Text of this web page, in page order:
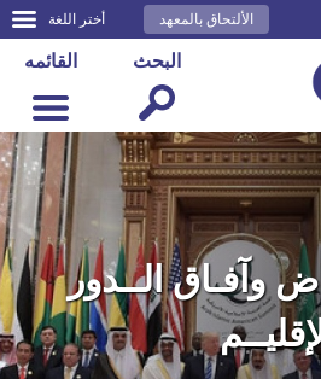
أختر اللغة الألتحاق بالمعهد
القائمه البحث
وآفـاق الــدور